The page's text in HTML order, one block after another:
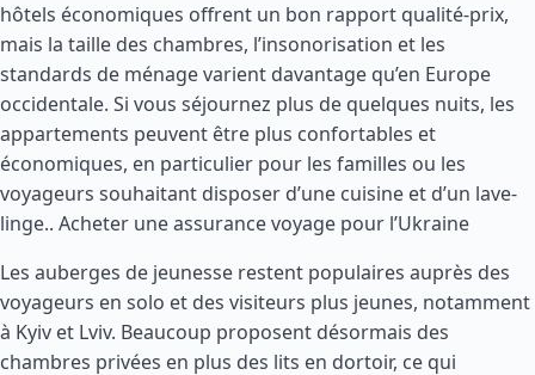
hôtels économiques offrent un bon rapport qualité-prix,
mais la taille des chambres, l’insonorisation et les
standards de ménage varient davantage qu’en Europe
occidentale. Si vous séjournez plus de quelques nuits, les
appartements peuvent être plus confortables et
économiques, en particulier pour les familles ou les
voyageurs souhaitant disposer d’une cuisine et d’un lave-
linge.. Acheter une assurance voyage pour l’Ukraine
Les auberges de jeunesse restent populaires auprès des
voyageurs en solo et des visiteurs plus jeunes, notamment
à Kyiv et Lviv. Beaucoup proposent désormais des
chambres privées en plus des lits en dortoir, ce qui